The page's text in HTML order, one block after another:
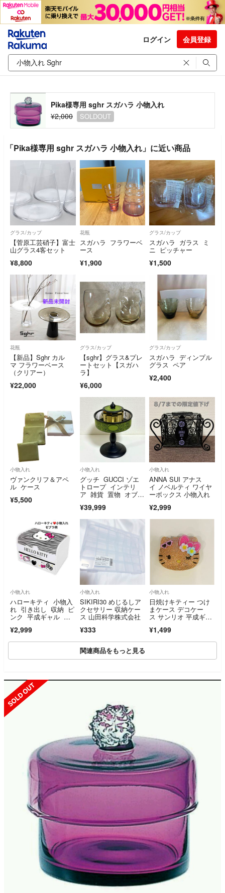
ログイン 会員登録
Pika様専用 sghr スガハラ 小物入れ
¥2,000
SOLDOUT
「Pika様専用 sghr スガハラ 小物入れ」に近い商品
グラス/カップ
【菅原工芸硝子】富士
山グラス4客セット
¥8,800
花瓶
スガハラ フラワーベ
ース
¥1,900
グラス/カップ
スガハラ ガラス ミ
ニ ピッチャー
¥1,500
花瓶
【新品】Sghr カル
マ フラワーベース
（クリアー）
¥22,000
グラス/カップ
【sghr】グラス&プレ
ートセット【スガハ
ラ】
¥6,000
グラス/カップ
スガハラ ディンプル
グラス ペア
¥2,400
小物入れ
ヴァンクリフ＆アペ
ル ケース
¥5,500
小物入れ
グッチ GUCCI ゾエ
トロープ インテリ
ア 雑貨 置物 オブジ
ケーレ ノベルテ
ィ 非売品 家具 小物
入れ
¥39,999
小物入れ
ANNA SUI アナス
イ ノベルティ ワイヤ
ーボックス 小物入れ
¥2,999
小物入れ
ハローキティ 小物入
れ 引き出し 収納 ピ
ンク 平成ギャル ゼ
¥2,999
小物入れ
SIKIRI30 めじるしア
クセサリー 収納ケー
ス 山田科学株式会社
¥333
小物入れ
日焼けキティー つけ
まケース デコケー
ス サンリオ 平成ギャ
¥1,499
関連商品をもっと見る